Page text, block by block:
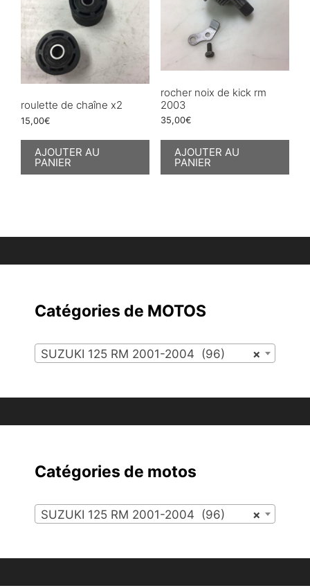
roulette de chaîne x2
15,00€
AJOUTER AU
PANIER
rocher noix de kick rm
2003
35,00€
AJOUTER AU
PANIER
Catégories de MOTOS
×
SUZUKI 125 RM 2001-2004 (96)
Catégories de motos
×
SUZUKI 125 RM 2001-2004 (96)